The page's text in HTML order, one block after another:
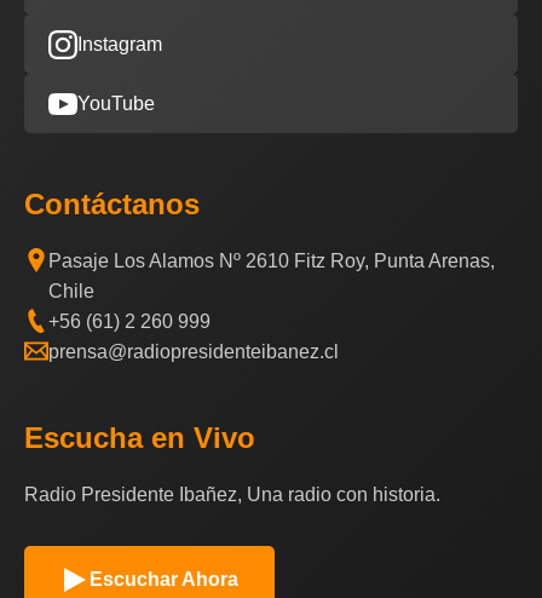
Instagram
YouTube
Contáctanos
Pasaje Los Alamos Nº 2610 Fitz Roy, Punta Arenas,
Chile
+56 (61) 2 260 999
prensa@radiopresidenteibanez.cl
Escucha en Vivo
Radio Presidente Ibañez, Una radio con historia.
Escuchar Ahora